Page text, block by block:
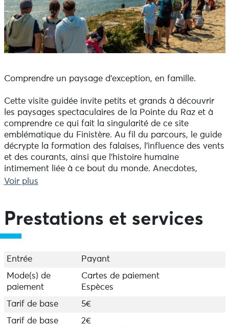
Comprendre un paysage d’exception, en famille.
Cette visite guidée invite petits et grands à découvrir
les paysages spectaculaires de la Pointe du Raz et à
comprendre ce qui fait la singularité de ce site
emblématique du Finistère. Au fil du parcours, le guide
décrypte la formation des falaises, l’influence des vents
et des courants, ainsi que l’histoire humaine
intimement liée à ce bout du monde. Anecdotes,
observations et échanges rythment la visite, pensée
famille, entre terre et mer.
Départ du sémaphore (à 800 m du parking) - Durée 1h
Voir plus
Prestations et services
Entrée
Payant
Mode(s) de
paiement
Cartes de paiement
Espèces
Tarif de base
5€
Tarif de base
2€